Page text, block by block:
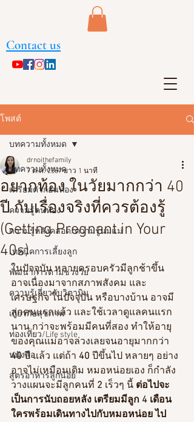
Contact us
โพสต์
บทความทั้งหมด
เตรียมตัวก่อนท้อง
ความรู้คนท้อง
ความรู้หลังคลอด/ความรู้นมแม่
เทคนิคการเลี้ยงลูก
พัฒนาการตามช่วงวัย
ความรู้เกี่ยวกับวิตามิน
เกี่ยวกับสุขภาพ
ท่องเที่ยว/Life style
หนังสือ
สูตรอาหารลูกน้อย
บทความทั้งหมด
อยากท้อง ในวัยมากกว่า 40
ปี กับเรื่องจริงที่ควรต้องรู้
(Getting Pregnant in Your
40s)
drnoithefamily
7 ต.ค. 2567 ยาว 1 นาที
ในปัจจุบัน หลายครอบครัวมีลูกช้าขึ้น
อาจเนื่องมาจากสภาพสังคม และ
เศรษฐกิจ ในปัจจุบัน หรือบางบ้าน อาจมี
ลูกคนแรกแล้ว และใช้เวลาดูแลคนแรก
นาน กว่าจะพร้อมมีคนที่สอง ทำให้อายุ
ของคุณแม่อาจล่วงเลยจนอายุมากกว่า
40 ปี แล้ว แต่ถ้า 40 ปีขึ้นไป หลายๆ อย่าง
อาจไม่เหมือนเดิม หมอหน่อยเอง ก็กำลัง
วางแผนจะมีลูกคนที่ 2 เร็วๆ นี้ ต่อไปจะ
เป็นการนับถอยหลัง เตรียมมีลูก 4 เดือน
ใครพร้อมเดินทางไปกับหมอหน่อย ไป